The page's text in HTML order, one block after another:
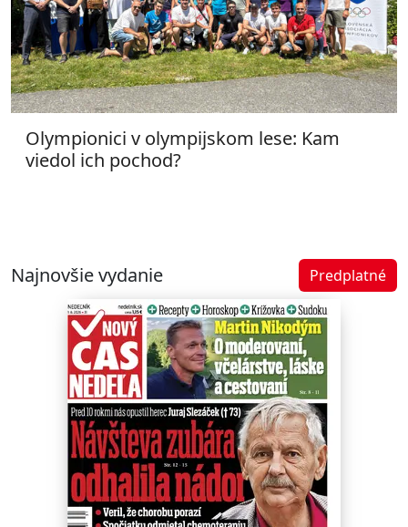
Olympionici v olympijskom lese: Kam
viedol ich pochod?
Najnovšie vydanie Predplatné